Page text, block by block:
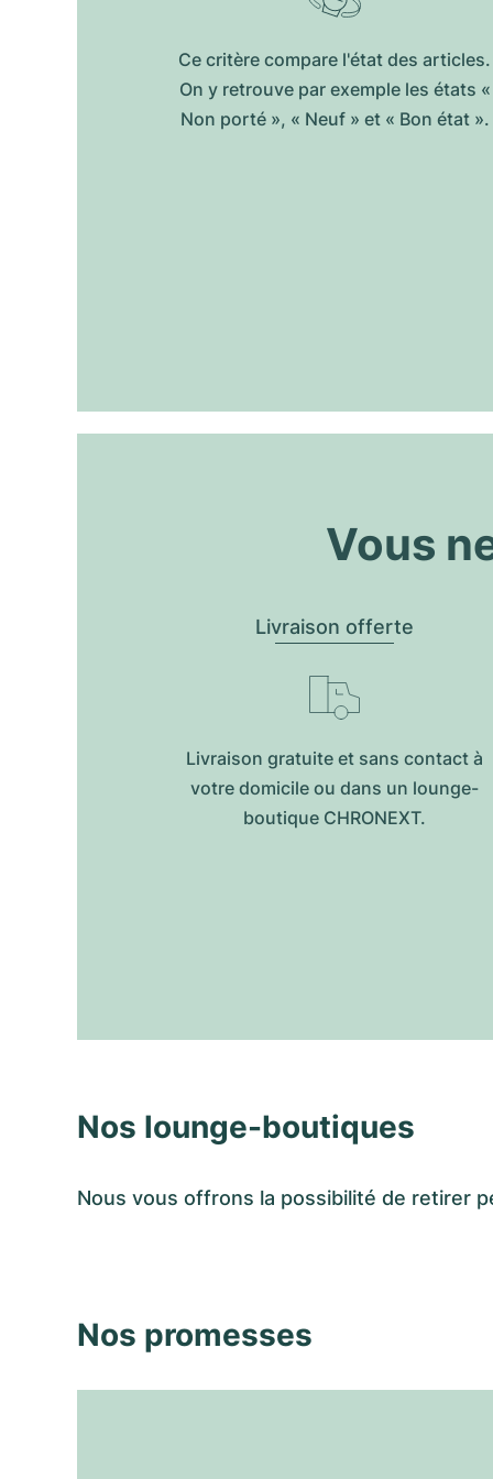
Ce critère compare l'état des articles.
On y retrouve par exemple les états «
Non porté », « Neuf » et « Bon état ».
Vous
Livraison offerte
Livraison gratuite et sans contact à
votre domicile ou dans un lounge-
boutique CHRONEXT.
Nos lounge-boutiques
Nous vous offrons la possibilité de retirer
Nos promesses